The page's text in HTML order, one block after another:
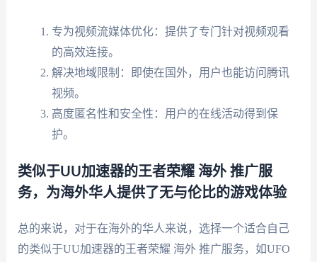
专为视频流媒体优化：提供了专门针对视频观看
的高效连接。
解决地域限制：即使在国外，用户也能访问腾讯
视频。
高度匿名性和安全性：用户的在线活动得到保
护。
类似于UU加速器的王者荣耀 海外 推广服
务，为海外华人提供了无与伦比的游戏体验
总的来说，对于在海外的华人来说，选择一个适合自己
的类似于UU加速器的王者荣耀 海外 推广服务，如UFO